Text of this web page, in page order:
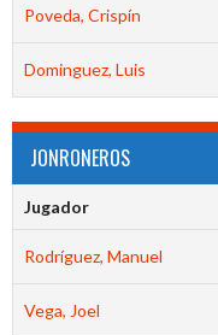
Poveda, Crispín
Dominguez, Luis
JONRONEROS
Jugador
Rodríguez, Manuel
Vega, Joel